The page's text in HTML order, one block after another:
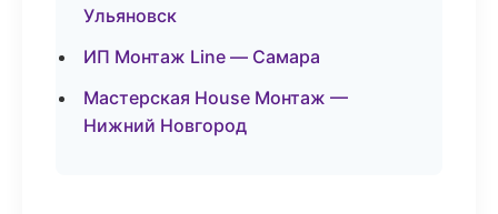
Ульяновск
ИП Монтаж Line — Самара
Мастерская House Монтаж —
Нижний Новгород